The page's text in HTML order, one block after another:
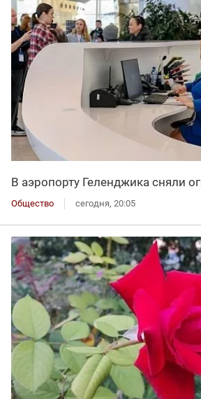
В аэропорту Геленджика сняли
Общество сегодня, 20:05